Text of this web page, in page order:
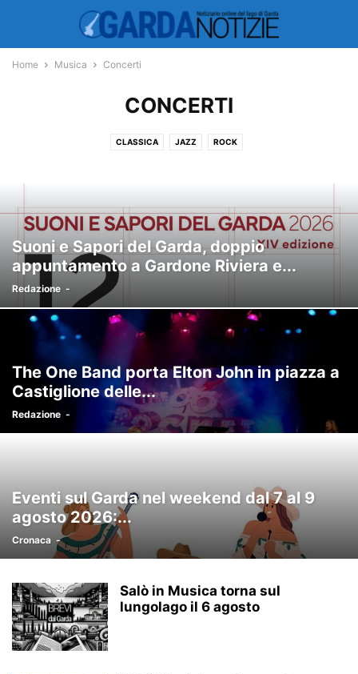
Home Musica Concerti
CONCERTI
CLASSICA JAZZ ROCK
Suoni e Sapori del Garda, doppio
appuntamento a Gardone Riviera e...
Redazione -
The One Band porta Elton John in piazza a
Castiglione delle...
Redazione -
Eventi sul Garda nel weekend dal 7 al 9
agosto 2026:...
Cronaca -
Salò in Musica torna sul
lungolago il 6 agosto